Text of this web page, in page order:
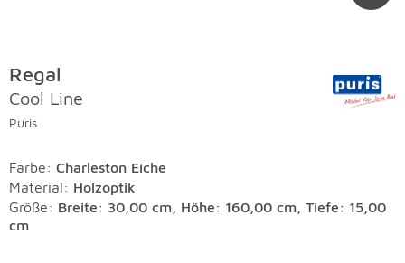
Regal
Cool Line
Puris
Farbe: Charleston Eiche
Material: Holzoptik
Größe: Breite: 30,00 cm, Höhe: 160,00 cm, Tiefe: 15,00
cm